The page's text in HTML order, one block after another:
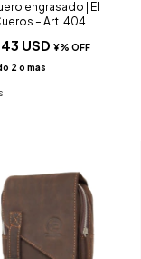
engrasado | El
– Art. 404
USD